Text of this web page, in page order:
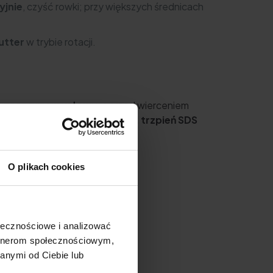
O plikach cookies
i analizować
społecznościowym,
od Ciebie lub
, czyść rowki; przy większych średnicach
w trybie rotacji.
przemysłowy, a przed wierceniem
dla urządzenia i akcesoriów; trzpień SDS
GTX .